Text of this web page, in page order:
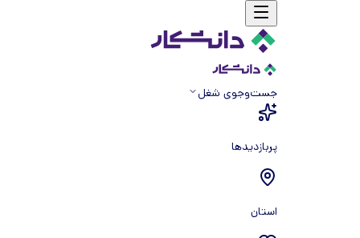
جست‌و‌جوی شغل
پربازدیدها
استان